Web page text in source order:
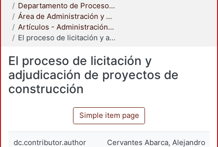
Departamento de Procesos y Técnicas de Realización
Área de Administración y Tecnología para el Diseño
Artículos - Administración y Tecnología para el Diseño
El proceso de licitación y adjudicación de proyectos de construcción
El proceso de licitación y
adjudicación de proyectos de
construcción
Simple item page
dc.contributor.author Cervantes Abarca, Alejandro